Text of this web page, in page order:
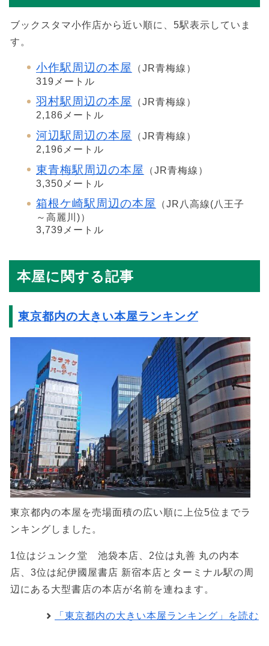
ブックスタマ小作店から近い順に、5駅表示していま
す。
小作駅周辺の本屋
（JR青梅線）
319メートル
羽村駅周辺の本屋
（JR青梅線）
2,186メートル
河辺駅周辺の本屋
（JR青梅線）
2,196メートル
東青梅駅周辺の本屋
（JR青梅線）
3,350メートル
箱根ケ崎駅周辺の本屋
（JR八高線(八王子
～高麗川)）
3,739メートル
本屋に関する記事
東京都内の大きい本屋ランキング
東京都内の本屋を売場面積の広い順に上位5位までラ
ンキングしました。
1位はジュンク堂 池袋本店、2位は丸善 丸の内本
店、3位は紀伊國屋書店 新宿本店とターミナル駅の周
辺にある大型書店の本店が名前を連ねます。
「東京都内の大きい本屋ランキング」を読む